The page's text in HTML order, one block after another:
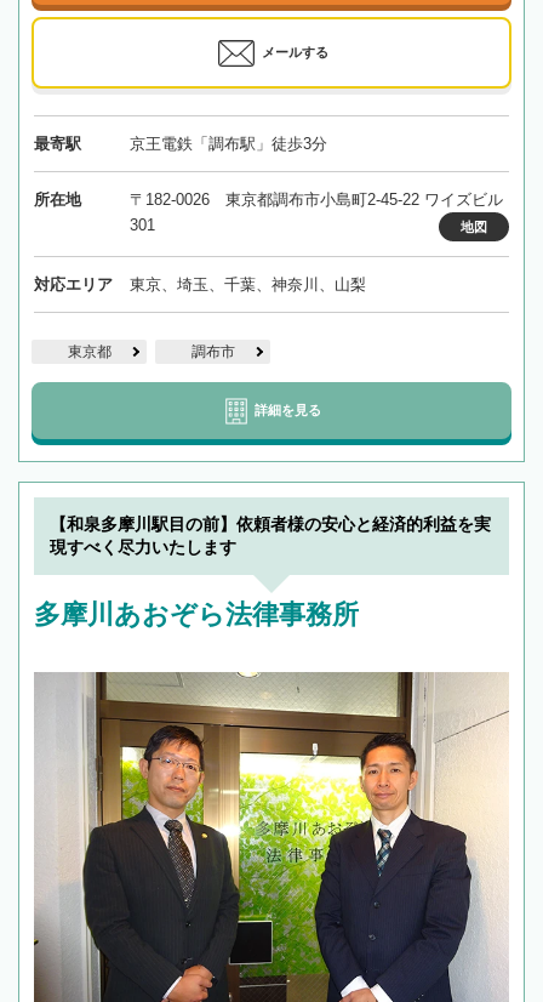
メールする
最寄駅 京王電鉄「調布駅」徒歩3分
所在地
〒182-0026 東京都調布市小島町2-45-22 ワイズビル
301
地図
対応エリア 東京、埼玉、千葉、神奈川、山梨
東京都 調布市
詳細を見る
【和泉多摩川駅目の前】依頼者様の安心と経済的利益を実
現すべく尽力いたします
多摩川あおぞら法律事務所